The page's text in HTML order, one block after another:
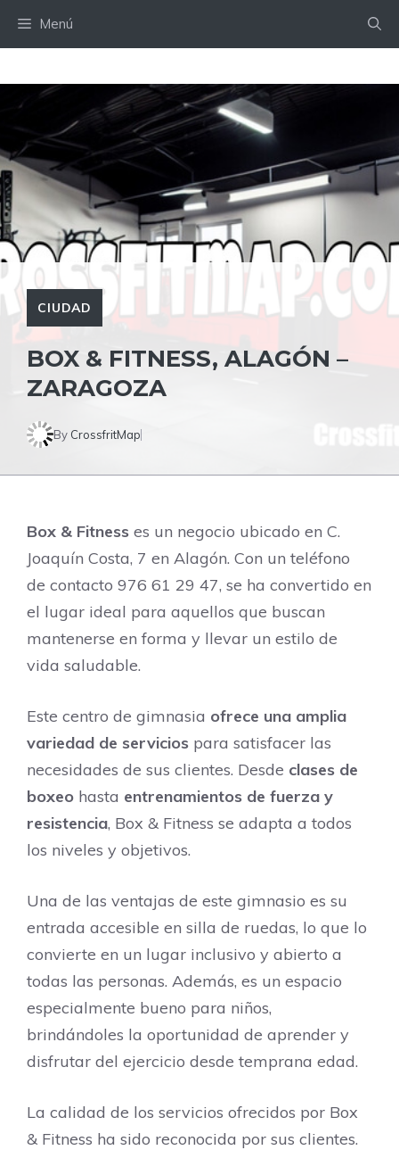
Menú
CIUDAD
BOX & FITNESS, ALAGÓN –
ZARAGOZA
By CrossfritMap
Box & Fitness es un negocio ubicado en C.
Joaquín Costa, 7 en Alagón. Con un teléfono
de contacto 976 61 29 47, se ha convertido en
el lugar ideal para aquellos que buscan
mantenerse en forma y llevar un estilo de
vida saludable.
Este centro de gimnasia ofrece una amplia
variedad de servicios para satisfacer las
necesidades de sus clientes. Desde clases de
boxeo hasta entrenamientos de fuerza y
resistencia, Box & Fitness se adapta a todos
los niveles y objetivos.
Una de las ventajas de este gimnasio es su
entrada accesible en silla de ruedas, lo que lo
convierte en un lugar inclusivo y abierto a
todas las personas. Además, es un espacio
especialmente bueno para niños,
brindándoles la oportunidad de aprender y
disfrutar del ejercicio desde temprana edad.
La calidad de los servicios ofrecidos por Box
& Fitness ha sido reconocida por sus clientes.